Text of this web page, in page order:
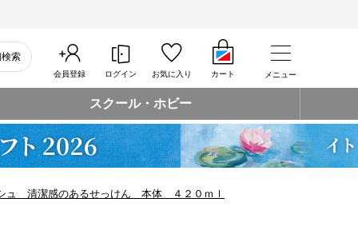
索
会員登録 ログイン お気に入り カート メニュー
スクール・ホビー
ュ 清潔感のあるせっけん 本体 ４２０ｍｌ